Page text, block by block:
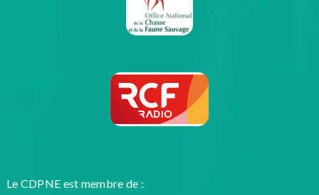
Le CDPNE est membre de :